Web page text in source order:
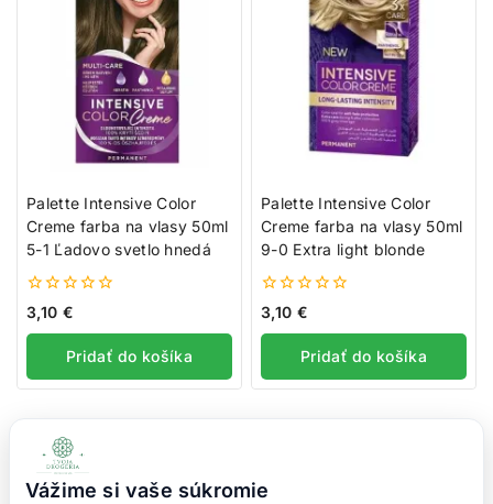
Palette Intensive Color
Creme farba na vlasy 50ml
5-1 Ľadovo svetlo hnedá
0
z
5
3,10 €
Pridať do košíka
Palette Intensive Color
Creme farba na vlasy 50ml
9-0 Extra light blonde
0
z
5
3,10 €
Pridať do košíka
Vážime si vaše súkromie